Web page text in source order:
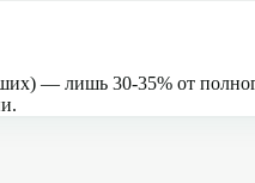
— лишь 30-35% от